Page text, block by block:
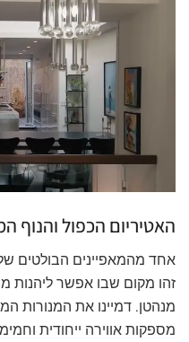
האטיריום הכפול והנוף
אחד מהמאפיינים הבולטים
זהו מקום שבו אפשר ליהנות
מנהטן. דמיינו את המנורות
מספקות אווירה ייחודית